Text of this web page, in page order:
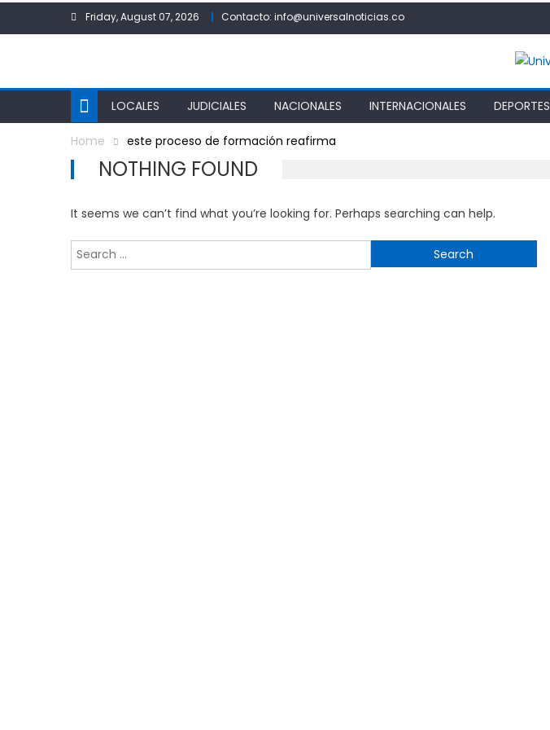
Friday, August 07, 2026 Contacto: info@universalnoticias.co
LOCALES JUDICIALES NACIONALES INTERNACIONALES DEPORTES
Home este proceso de formación reafirma
NOTHING FOUND
It seems we can’t find what you’re looking for. Perhaps searching can help.
for: